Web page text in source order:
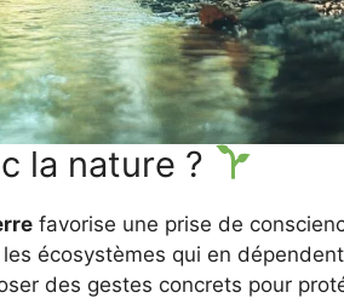
la nature ?
favorise une prise de
écosystèmes qui en
des gestes concrets pour